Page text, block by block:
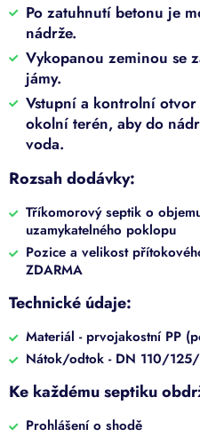
Po zatuhnutí betonu je
nádrže.
Vykopanou zeminou se
jámy.
Vstupní a kontrolní
okolní terén, aby do
voda.
Rozsah dodávky:
Tříkomorový septik o
uzamykatelného poklopu
Pozice a velikost
ZDARMA
Technické údaje:
Materiál - prvojakostní PP
Nátok/odtok - DN 110/
Ke každému septiku
Prohlášení o shodě